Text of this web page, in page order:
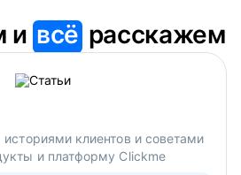
ивсё расскажем
клиентов и советами
и платформу Clickme